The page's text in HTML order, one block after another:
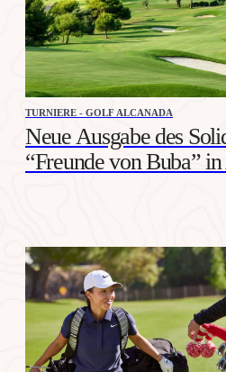
TURNIERE - GOLF ALCANADA
Neue Ausgabe des
“Freunde von Buba”